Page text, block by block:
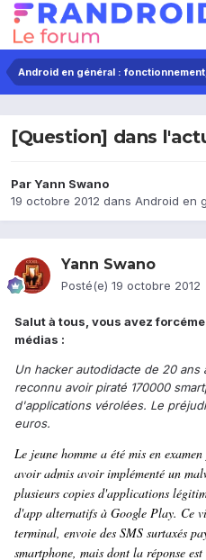
Android en général :
[Question] dans
ParYann Swano
19 octobre 2012 dans Android en
Yann Swano
Posté(e) 19 octobre 2012
Salut à tous, vous avez
médias :
Un hacker autodidacte de 20 ans
reconnu avoir piraté 170000
d'applications vérolées. Le
euros.
Le jeune homme a été mis en
avoir admis avoir implémenté un
plusieurs copies d'applications
d'app alternatifs à Google Play. Ce
terminal, envoie des SMS surtaxés
smartphone, mais dont la réponse